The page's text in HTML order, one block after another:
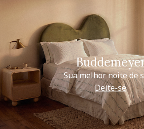
Sua melhor noite de
Deite-se